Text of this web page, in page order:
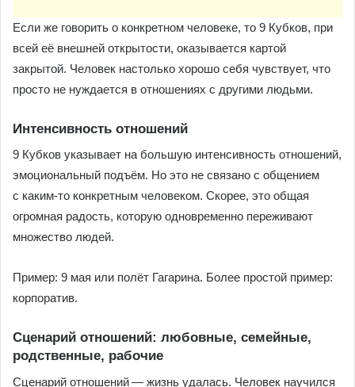
Если же говорить о конкретном человеке, то 9 Кубков, при
всей её внешней открытости, оказывается картой
закрытой. Человек настолько хорошо себя чувствует, что
просто не нуждается в отношениях с другими людьми.
Интенсивность отношений
9 Кубков указывает на большую интенсивность отношений,
эмоциональный подъём. Но это не связано с общением
с каким-то конкретным человеком. Скорее, это общая
огромная радость, которую одновременно переживают
множество людей.
Пример: 9 мая или полёт Гагарина. Более простой пример:
корпоратив.
Сценарий отношений: любовные, семейные,
родственные, рабочие
Сценарий отношений — жизнь удалась. Человек научился